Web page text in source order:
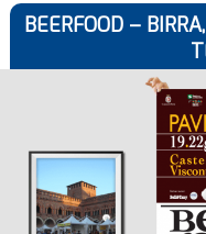
BEERFOOD –